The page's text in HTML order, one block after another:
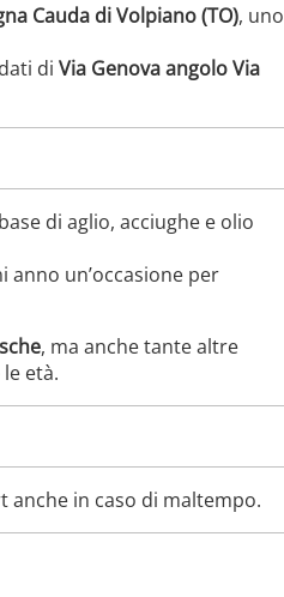
Cauda di Volpiano (TO), uno
di Via Genova angolo Via
di aglio, acciughe e olio
anno un’occasione per
, ma anche tante altre
età.
in caso di maltempo.